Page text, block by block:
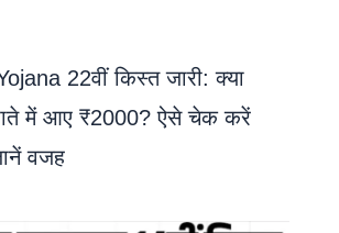
22वीं किस्त जारी: क्या
में आए ₹2000? ऐसे चेक करें
वजह